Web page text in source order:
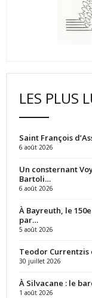
LES PLUS
Saint François
6 août 2026
Un consternant
Bartoli…
6 août 2026
À Bayreuth, le
par…
5 août 2026
Teodor
30 juillet 2026
À Silvacane : le
1 août 2026